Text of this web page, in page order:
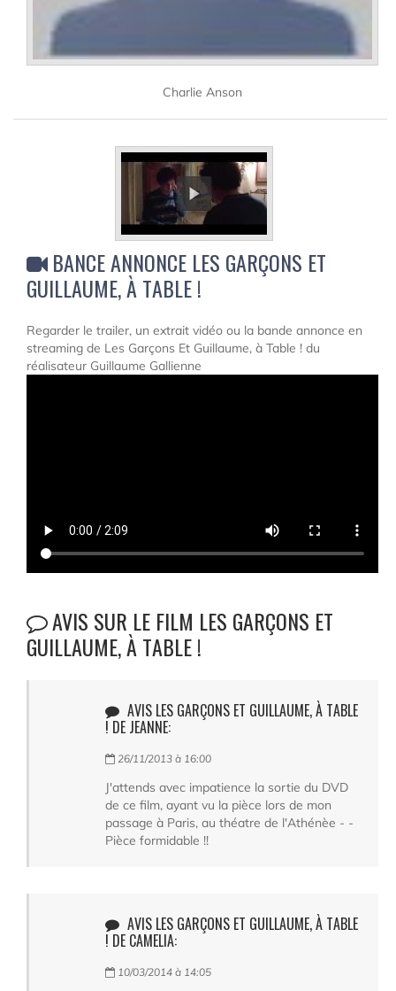
Charlie Anson
BANCE ANNONCE LES GARÇONS ET
GUILLAUME, À TABLE !
Regarder le trailer, un extrait vidéo ou la bande annonce en
streaming de Les Garçons Et Guillaume, à Table ! du
réalisateur Guillaume Gallienne
AVIS SUR LE FILM LES GARÇONS ET
GUILLAUME, À TABLE !
AVIS LES GARÇONS ET GUILLAUME, À TABLE
! DE JEANNE:
26/11/2013 à 16:00
J'attends avec impatience la sortie du DVD
de ce film, ayant vu la pièce lors de mon
passage à Paris, au théatre de l'Athénèe - -
Pièce formidable !!
AVIS LES GARÇONS ET GUILLAUME, À TABLE
! DE CAMELIA:
10/03/2014 à 14:05